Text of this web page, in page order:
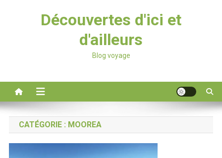
Découvertes d'ici et
d'ailleurs
Blog voyage
CATÉGORIE : MOOREA